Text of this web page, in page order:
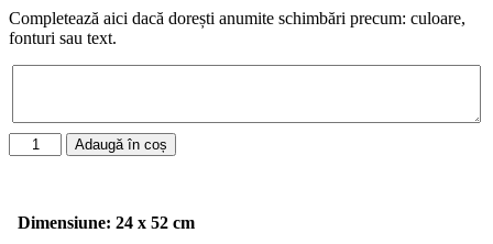
Completează aici dacă dorești anumite schimbări precum: culoare,
fonturi sau text.
Adaugă în coș
Dimensiune: 24 x 52 cm